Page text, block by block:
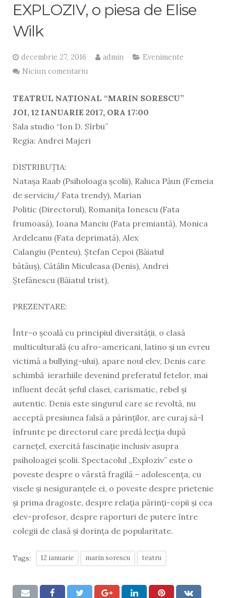
EXPLOZIV, o piesa de Elise
Wilk
decembrie 27, 2016 admin
Evenimente
Niciun comentariu
TEATRUL NATIONAL “MARIN SORESCU”
JOI, 12 IANUARIE 2017, ORA 17:00
Sala studio “Ion D. Sîrbu”
Regia: Andrei Majeri
DISTRIBUȚIA:
Natașa Raab (Psiholoaga școlii), Raluca Păun (Femeia
de serviciu/ Fata trendy), Marian
Politic (Directorul), Romaniţa Ionescu (Fata
frumoasă), Ioana Manciu (Fata premiantă), Monica
Ardeleanu (Fata deprimată), Alex
Calangiu (Penteu), Ştefan Cepoi (Băiatul
bătăuș), Cătălin Miculeasa (Denis), Andrei
Ștefănescu (Băiatul trist),
PREZENTARE:
Într-o școală cu principiul diversității, o clasă
multiculturală (cu afro-americani, latino și un evreu
victimă a bullying-ului), apare noul elev, Denis care
schimbă ierarhiile devenind preferatul fetelor, mai
influent decât șeful clasei, carismatic, rebel și
autentic. Denis este singurul care se revoltă, nu
acceptă presiunea falsă a părinților, are curaj să-l
înfrunte pe directorul care predă lecția după
carnețel, exercită fascinație inclusiv asupra
psiholoagei școlii. Spectacolul „Exploziv” este o
poveste despre o vârstă fragilă – adolescența, cu
visele și nesiguranțele ei, o poveste despre prietenie
și prima dragoste, despre relația părinți-copii și cea
elev-profesor, despre raporturi de putere între
colegii de clasă și dorința de popularitate.
Tags: 12 ianuarie marin sorescu teatru